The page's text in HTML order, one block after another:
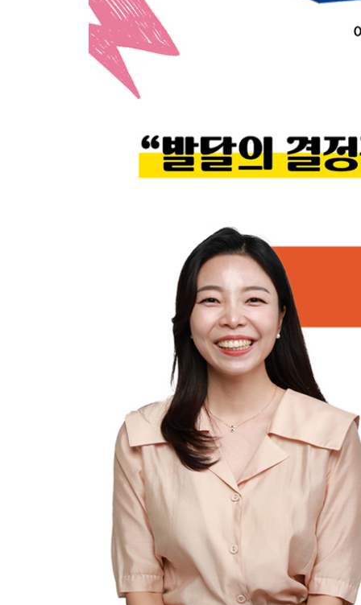
- 놀이성을 키워 주기 위한 부모역할
- ‘집중력’보다 ‘몰입’이 먼저다
- 집중력을 높여주는 4단계 방법
- 거부감 없이 한글 가르치는 방법
- 스스로 공부하는 아이로 키우는 다섯 가지 방법
5. 생활습관이 아이의 평생을 만든다
- 기본생활습관 가르치기 - “세 살 버릇 여든까지 간
[민주쌤의 현실 밀착 육아코칭]
- 0~6세 연령별로 다른 식습관 교육법
- 밥 먹일 때 부모가 하지 말아야 할 행동 다섯 가지
- 재우려는 엄마, 버티려는 아이를 위한 올바른 수
- 수면 독립을 위한 분리수면 시기와 방법
[민주쌤의 현실 밀착 육아코칭]
- 지혜롭게 배변훈련 시작하기
- 배변훈련 방법 4단계
- 배변 훈련 시 부모가 하는 흔한 실수 다섯 가지
[민주쌤의 현실 밀착 육아코칭]
에필로그 - 완벽하지 않아도 괜찮아요!